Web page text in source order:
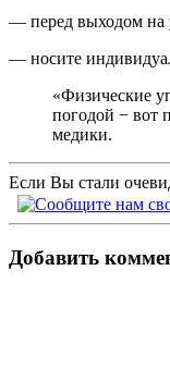
— перед выходом на
— носите
«Физические
погодой − вот
медики.
Если Вы стали
Добавить